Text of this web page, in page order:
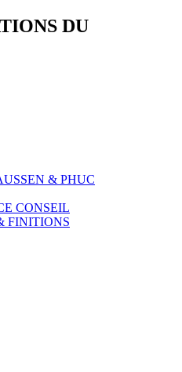
DU
& PHUC
CONSEIL
FINITIONS